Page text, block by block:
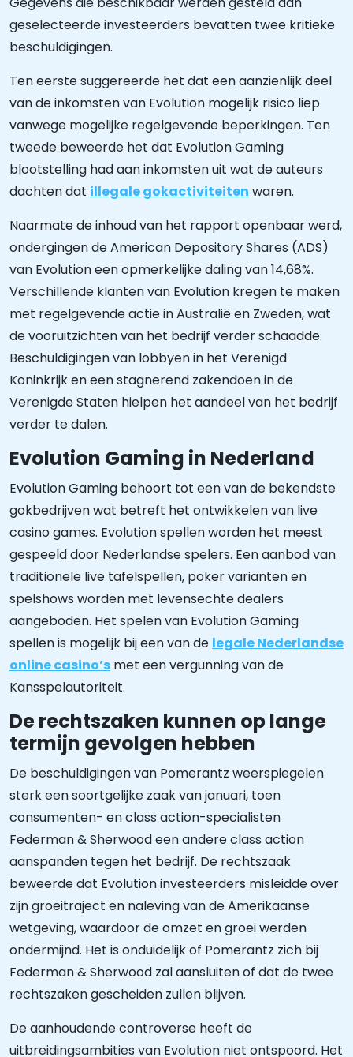
geselecteerde investeerders bevatten twee kritieke
beschuldigingen.
Ten eerste suggereerde het dat een aanzienlijk deel
van de inkomsten van Evolution mogelijk risico liep
vanwege mogelijke regelgevende beperkingen. Ten
tweede beweerde het dat Evolution Gaming
blootstelling had aan inkomsten uit wat de auteurs
dachten dat illegale gokactiviteiten waren.
Naarmate de inhoud van het rapport openbaar werd,
ondergingen de American Depository Shares (ADS)
van Evolution een opmerkelijke daling van 14,68%.
Verschillende klanten van Evolution kregen te maken
met regelgevende actie in Australië en Zweden, wat
de vooruitzichten van het bedrijf verder schaadde.
Beschuldigingen van lobbyen in het Verenigd
Koninkrijk en een stagnerend zakendoen in de
Verenigde Staten hielpen het aandeel van het bedrijf
verder te dalen.
Evolution Gaming in Nederland
Evolution Gaming behoort tot een van de bekendste
gokbedrijven wat betreft het ontwikkelen van live
casino games. Evolution spellen worden het meest
gespeeld door Nederlandse spelers. Een aanbod van
traditionele live tafelspellen, poker varianten en
spelshows worden met levensechte dealers
aangeboden. Het spelen van Evolution Gaming
spellen is mogelijk bij een van de legale Nederlandse
online casino’s met een vergunning van de
Kansspelautoriteit.
De rechtszaken kunnen op lange
termijn gevolgen hebben
De beschuldigingen van Pomerantz weerspiegelen
sterk een soortgelijke zaak van januari, toen
consumenten- en class action-specialisten
Federman & Sherwood een andere class action
aanspanden tegen het bedrijf. De rechtszaak
beweerde dat Evolution investeerders misleidde over
zijn groeitraject en naleving van de Amerikaanse
wetgeving, waardoor de omzet en groei werden
ondermijnd. Het is onduidelijk of Pomerantz zich bij
Federman & Sherwood zal aansluiten of dat de twee
rechtszaken gescheiden zullen blijven.
De aanhoudende controverse heeft de
uitbreidingsambities van Evolution niet ontspoord. Het